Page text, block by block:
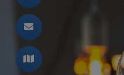
schließen
und schließen